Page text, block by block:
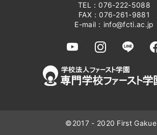
TEL：076-222-5088
FAX：076-261-9881
E-mail： info@fcti.ac.jp
©2017 - 2020 First